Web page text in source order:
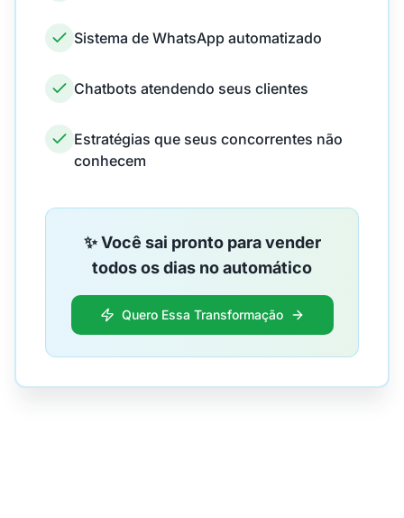
Sistema de WhatsApp automatizado
Chatbots atendendo seus clientes
Estratégias que seus concorrentes não
conhecem
✨ Você sai pronto para vender
todos os dias no automático
Quero Essa Transformação